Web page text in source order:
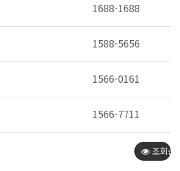
1688-1688
1588-5656
1566-0161
1566-7711
조회순